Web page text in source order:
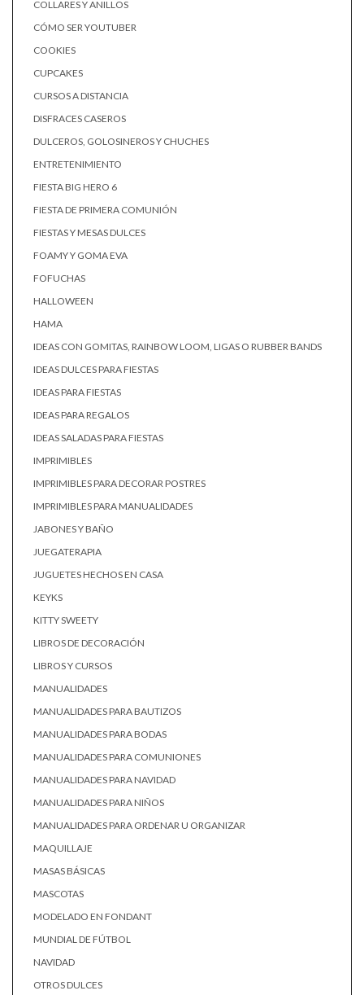
COLLARES Y ANILLOS
CÓMO SER YOUTUBER
COOKIES
CUPCAKES
CURSOS A DISTANCIA
DISFRACES CASEROS
DULCEROS, GOLOSINEROS Y CHUCHES
ENTRETENIMIENTO
FIESTA BIG HERO 6
FIESTA DE PRIMERA COMUNIÓN
FIESTAS Y MESAS DULCES
FOAMY Y GOMA EVA
FOFUCHAS
HALLOWEEN
HAMA
IDEAS CON GOMITAS, RAINBOW LOOM, LIGAS O RUBBER BANDS
IDEAS DULCES PARA FIESTAS
IDEAS PARA FIESTAS
IDEAS PARA REGALOS
IDEAS SALADAS PARA FIESTAS
IMPRIMIBLES
IMPRIMIBLES PARA DECORAR POSTRES
IMPRIMIBLES PARA MANUALIDADES
JABONES Y BAÑO
JUEGATERAPIA
JUGUETES HECHOS EN CASA
KEYKS
KITTY SWEETY
LIBROS DE DECORACIÓN
LIBROS Y CURSOS
MANUALIDADES
MANUALIDADES PARA BAUTIZOS
MANUALIDADES PARA BODAS
MANUALIDADES PARA COMUNIONES
MANUALIDADES PARA NAVIDAD
MANUALIDADES PARA NIÑOS
MANUALIDADES PARA ORDENAR U ORGANIZAR
MAQUILLAJE
MASAS BÁSICAS
MASCOTAS
MODELADO EN FONDANT
MUNDIAL DE FÚTBOL
NAVIDAD
OTROS DULCES